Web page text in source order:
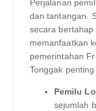
Perjalanan
dan tantangan.
secara
memanfaatkan
pemerintahan
Tonggak
Pemilu
sejumlah